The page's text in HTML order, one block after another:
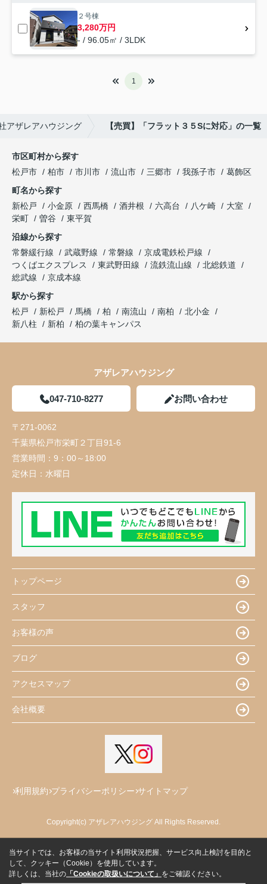
２号棟
3,280万円
- / 96.05㎡ / 3LDK
1
アザレアハウジング 【売買】「フラット３５Sに対応」の一覧
市区町村から探す
松戸市
柏市 市川市 流山市 三郷市 我孫子市
葛飾区
町名から探す
新松戸
小金原 西馬橋 酒井根 六高台 八ケ崎
大室
栄町
曽谷
東平賀
沿線から探す
常磐緩行線
武蔵野線 常磐線
京成電鉄松戸線
つくばエクスプレス
東武野田線 流鉄流山線
北総鉄道
総武線
京成本線
駅から探す
松戸
新松戸 馬橋 柏 南流山 南柏
北小金
新八柱
新柏 柏の葉キャンパス
アザレアハウジング
047-710-8277 お問い合わせ
〒271-0062
千葉県松戸市栄町２丁目91-6
営業時間： 9：00～18:00
定休日： 水曜日
トップページ
スタッフ
お客様の声
ブログ
アクセスマップ
会社概要
利用規約 プライバシーポリシー サイトマップ
Copyright(c) アザレアハウジング All Rights Reserved.
当サイトでは、お客様の当サイト利用状況把握、サービス向上検討を目的と
して、クッキー（Cookie）を使用しています。
詳しくは、当社の 「Cookieの取扱いについて」 をご確認ください。